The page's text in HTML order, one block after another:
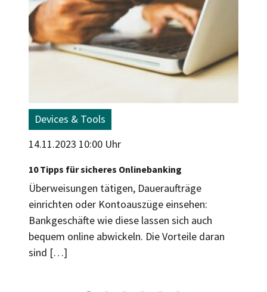
Devices & Tools
14.11.2023 10:00 Uhr
10 Tipps für sicheres Onlinebanking
Überweisungen tätigen, Daueraufträge
einrichten oder Kontoauszüge einsehen:
Bankgeschäfte wie diese lassen sich auch
bequem online abwickeln. Die Vorteile daran
sind […]